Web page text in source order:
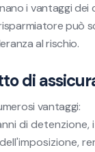
i vantaggi dei
può
al rischio.
di
vantaggi:
di